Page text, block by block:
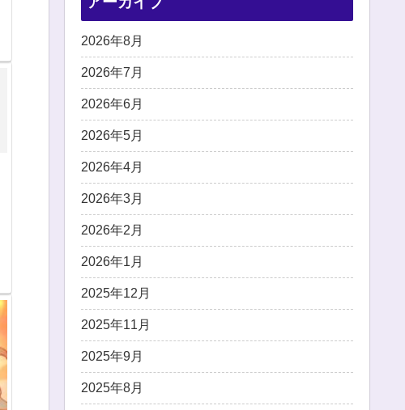
2026年8月
2026年7月
2026年6月
2026年5月
2026年4月
2026年3月
2026年2月
2026年1月
2025年12月
2025年11月
2025年9月
2025年8月